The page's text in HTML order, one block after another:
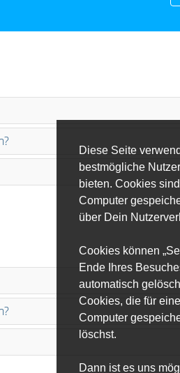
Diese Seite
bestmögliche
bieten. Cookies
Computer
über Dein
Cookies können
Ende Ihres
automatisch
Cookies, die für
Computer
löschst.
Dann ist es uns